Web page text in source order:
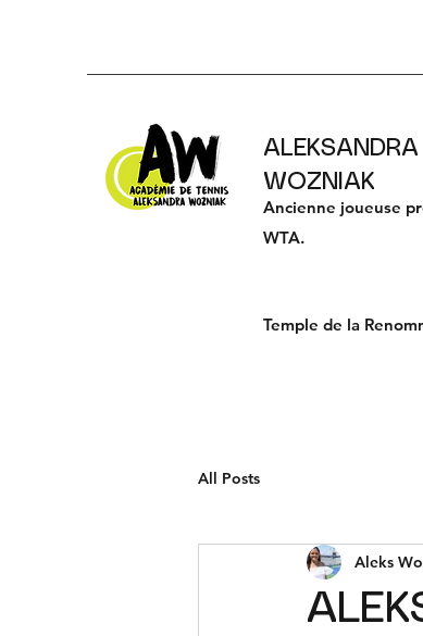
ALEKSANDRA
WOZNIAK
Ancienne joueuse
WTA.
Temple de la
All Posts
Aleks